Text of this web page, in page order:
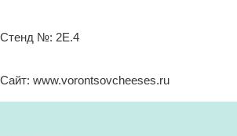
Стенд №: 2Е.4
Сайт: www.vorontsovcheeses.ru